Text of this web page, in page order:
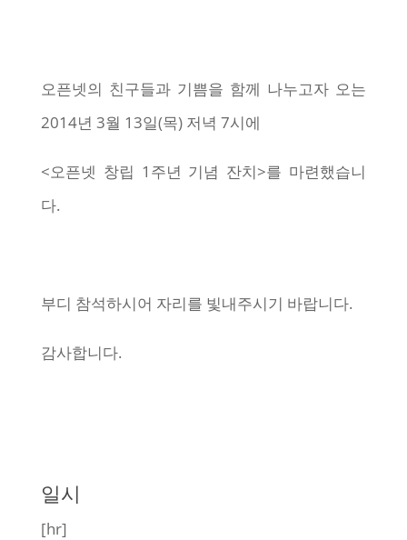
오픈넷의 친구들과 기쁨을 함께 나누고자 오는
2014년 3월 13일(목) 저녁 7시에
<오픈넷 창립 1주년 기념 잔치>를 마련했습니
다.
부디 참석하시어 자리를 빛내주시기 바랍니다.
감사합니다.
일시
[hr]